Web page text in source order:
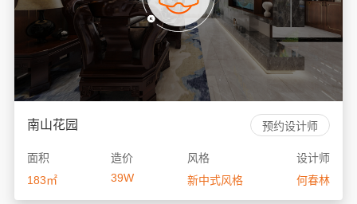
南山花园 预约设计师
面积
183㎡
造价
39W
风格
新中式风格
设计师
何春林